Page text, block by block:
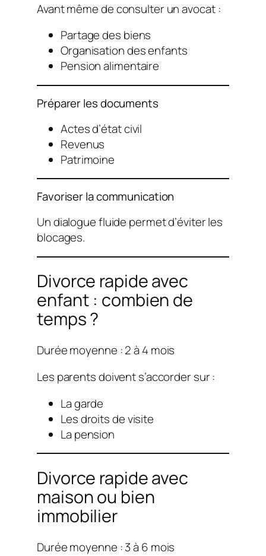
Avant même de consulter un avocat :
Partage des biens
Organisation des enfants
Pension alimentaire
Préparer les documents
Actes d’état civil
Revenus
Patrimoine
Favoriser la communication
Un dialogue fluide permet d’éviter les
blocages.
Divorce rapide avec
enfant : combien de
temps ?
Durée moyenne : 2 à 4 mois
Les parents doivent s’accorder sur :
La garde
Les droits de visite
La pension
Divorce rapide avec
maison ou bien
immobilier
Durée moyenne : 3 à 6 mois